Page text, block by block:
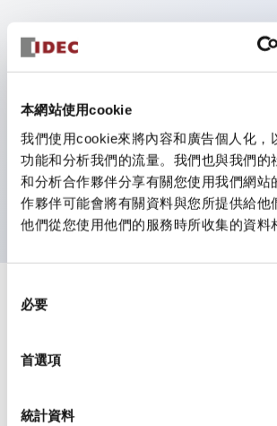
本網站使用cookie
我們使用cookie來將內容和廣告個人化，
功能和分析我們的流量。我們也與我們的
和分析合作夥伴分享有關您使用我們網站
作夥伴可能會將有關資料與您所提供給他
他們從您使用他們的服務時所收集的資料
必要
首選項
統計資料
操作面板的凹凸減少，呈現銳利感。
支援分離型／單板式
優秀的防水性能。保護結構IP65
按鈕開關、選擇開關、帶鎖選擇開關
邊框顏色有黑色與金屬色兩種。
LED照明帶來明亮且清晰的照明面
規格